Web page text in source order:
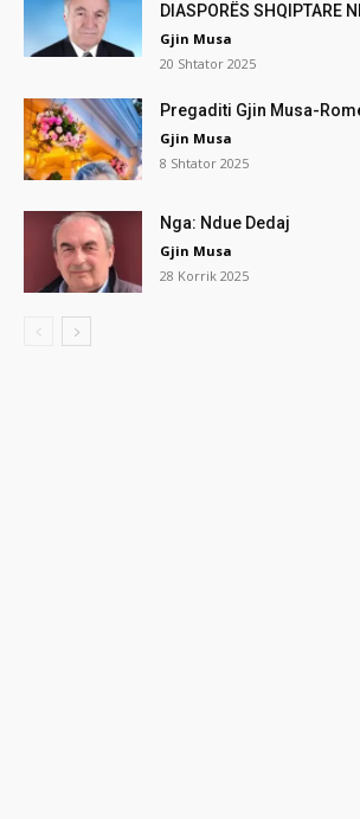
DIASPORËS SHQIPTARE
Gjin Musa
20 Shtator 2025
Pregaditi Gjin Musa-
Gjin Musa
8 Shtator 2025
Nga: Ndue Dedaj
Gjin Musa
28 Korrik 2025